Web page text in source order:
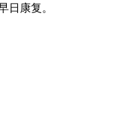
日康复。